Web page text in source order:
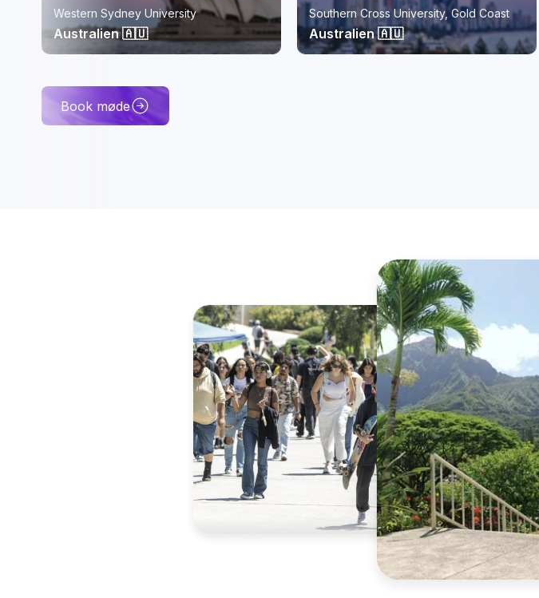
Southern Cross University, Gold Coast
Australien 🇦🇺
ISC Paris Business School
Frankrig 🇫🇷
Book møde